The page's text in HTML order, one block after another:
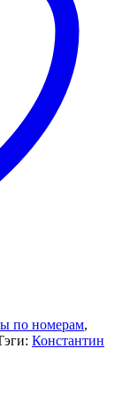
по номерам,
Константин